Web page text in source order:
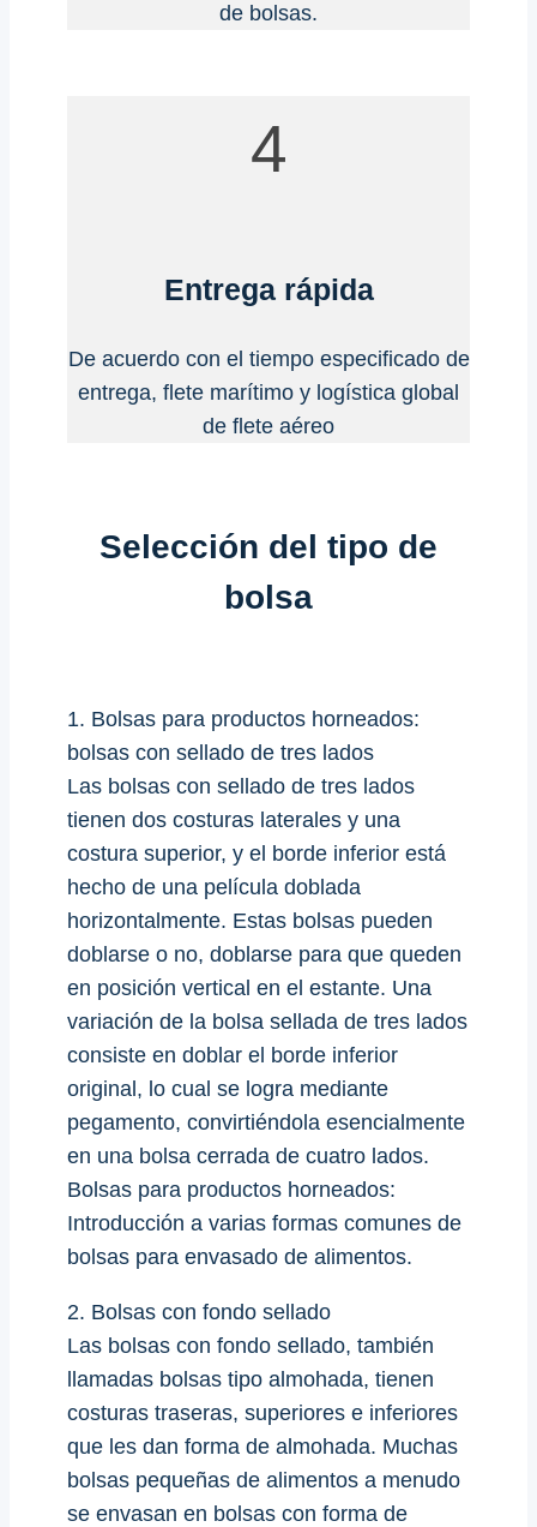
de bolsas.
4
Entrega rápida
De acuerdo con el tiempo especificado de
entrega, flete marítimo y logística global
de flete aéreo
Selección del tipo de
bolsa
1. Bolsas para productos horneados:
bolsas con sellado de tres lados
Las bolsas con sellado de tres lados
tienen dos costuras laterales y una
costura superior, y el borde inferior está
hecho de una película doblada
horizontalmente. Estas bolsas pueden
doblarse o no, doblarse para que queden
en posición vertical en el estante. Una
variación de la bolsa sellada de tres lados
consiste en doblar el borde inferior
original, lo cual se logra mediante
pegamento, convirtiéndola esencialmente
en una bolsa cerrada de cuatro lados.
Bolsas para productos horneados:
Introducción a varias formas comunes de
bolsas para envasado de alimentos.
2. Bolsas con fondo sellado
Las bolsas con fondo sellado, también
llamadas bolsas tipo almohada, tienen
costuras traseras, superiores e inferiores
que les dan forma de almohada. Muchas
bolsas pequeñas de alimentos a menudo
se envasan en bolsas con forma de